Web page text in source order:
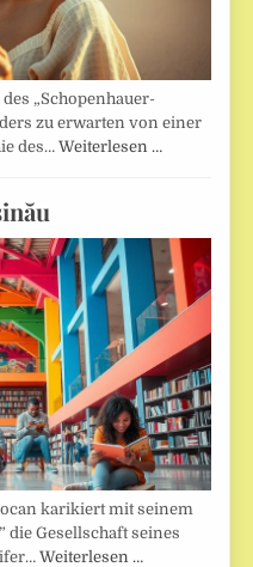
„Schopenhauer-
zu erwarten von einer
des…Weiterlesen …
karikiert mit seinem
die Gesellschaft seines
Weiterlesen …